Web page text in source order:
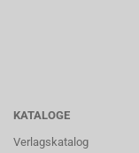
KATALOGE
Verlagskatalog